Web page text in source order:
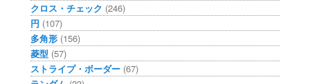
クロス・チェック (246)
円 (107)
多角形 (156)
菱型 (57)
ストライプ・ボーダー (67)